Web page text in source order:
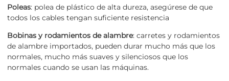
Poleas: polea de plástico de alta dureza, asegúrese de que
todos los cables tengan suficiente resistencia
Bobinas y rodamientos de alambre: carretes y rodamientos
de alambre importados, pueden durar mucho más que los
normales, mucho más suaves y silenciosos que los
normales cuando se usan las máquinas.